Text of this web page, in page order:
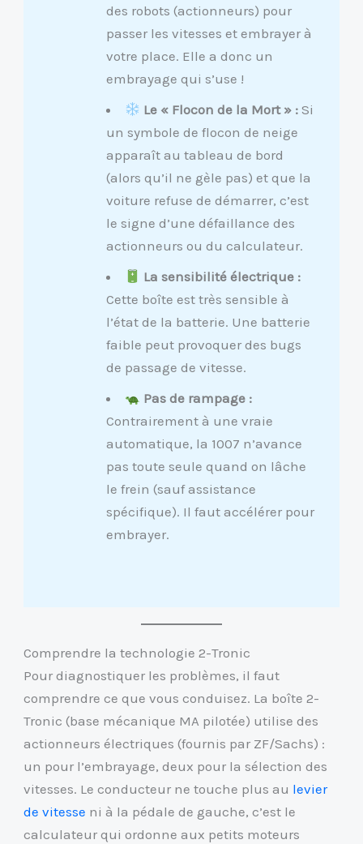
des robots (actionneurs) pour
passer les vitesses et embrayer à
votre place. Elle a donc un
embrayage qui s’use !
Le « Flocon de la Mort » : Si
un symbole de flocon de neige
apparaît au tableau de bord
(alors qu’il ne gèle pas) et que la
voiture refuse de démarrer, c’est
le signe d’une défaillance des
actionneurs ou du calculateur.
La sensibilité électrique :
Cette boîte est très sensible à
l’état de la batterie. Une batterie
faible peut provoquer des bugs
de passage de vitesse.
Pas de rampage :
Contrairement à une vraie
automatique, la 1007 n’avance
pas toute seule quand on lâche
le frein (sauf assistance
spécifique). Il faut accélérer pour
embrayer.
Comprendre la technologie 2-Tronic
Pour diagnostiquer les problèmes, il faut
comprendre ce que vous conduisez. La boîte 2-
Tronic (base mécanique MA pilotée) utilise des
actionneurs électriques (fournis par ZF/Sachs) :
un pour l’embrayage, deux pour la sélection des
vitesses. Le conducteur ne touche plus au levier
de vitesse ni à la pédale de gauche, c’est le
calculateur qui ordonne aux petits moteurs